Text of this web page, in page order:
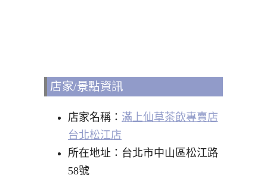
店家/景點資訊
店家名稱： 滿上仙草茶飲專賣店
台北松江店
所在地址：台北市中山區松江路
58號